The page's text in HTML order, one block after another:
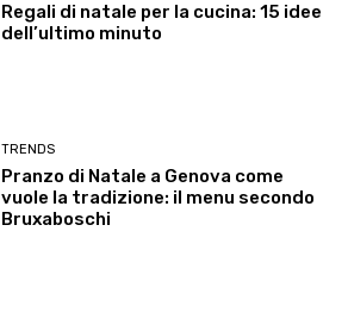
Regali di natale per la cucina: 15 idee
dell’ultimo minuto
TRENDS
Pranzo di Natale a Genova come
vuole la tradizione: il menu secondo
Bruxaboschi